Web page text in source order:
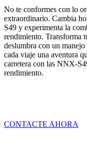
No te conformes con lo
extraordinario. Cambia
S49 y experimenta la
rendimiento. Transforma
deslumbra con un
cada viaje una aventura
carretera con las NNX-
rendimiento.
CONTACTE AHORA